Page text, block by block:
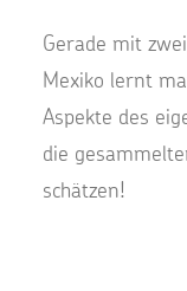
Gerade mit
Mexiko lernt
Aspekte des
die
schätzen!